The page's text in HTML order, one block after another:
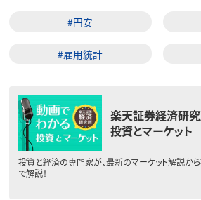
#円安
#雇用統計
楽天証券経済研
投資とマーケット
投資と経済の専門家が、最新のマーケット解説か
で解説！